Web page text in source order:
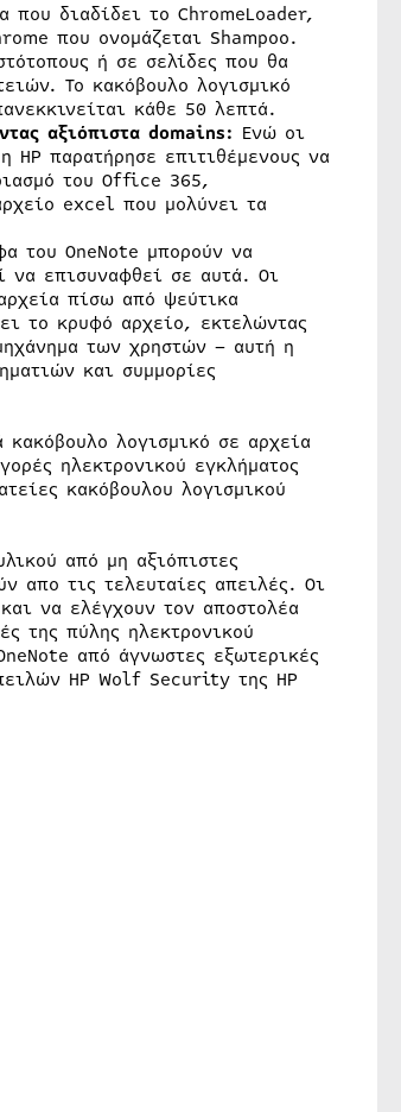
που διαδίδει το ChromeLoader,
που ονομάζεται Shampoo.
ή σε σελίδες που θα
Το κακόβουλο λογισμικό
κάθε 50 λεπτά.
αξιόπιστα domains: Ενώ οι
HP παρατήρησε επιτιθέμενους να
του Office 365,
excel που μολύνει τα
του OneNote μπορούν να
να επισυναφθεί σε αυτά. Οι
πίσω από ψεύτικα
το κρυφό αρχείο, εκτελώντας
των χρηστών – αυτή η
και συμμορίες
λογισμικό σε αρχεία
ηλεκτρονικού εγκλήματος
κακόβουλου λογισμικού
από μη αξιόπιστες
απο τις τελευταίες απειλές. Οι
να ελέγχουν τον αποστολέα
της πύλης ηλεκτρονικού
από άγνωστες εξωτερικές
HP Wolf Security της HP